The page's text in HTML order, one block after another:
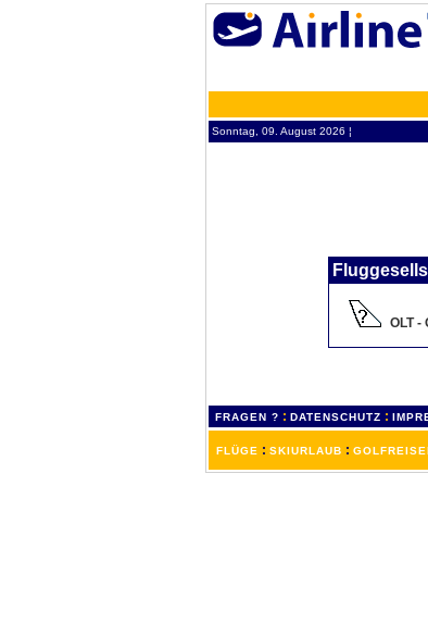
Sonntag, 09. August 2026 ¦
OLT
FRAGEN ? : DATENSCHUTZ :
FLÜGE : SKIURLAUB :